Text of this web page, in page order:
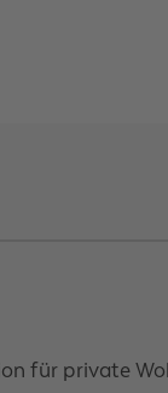
für private